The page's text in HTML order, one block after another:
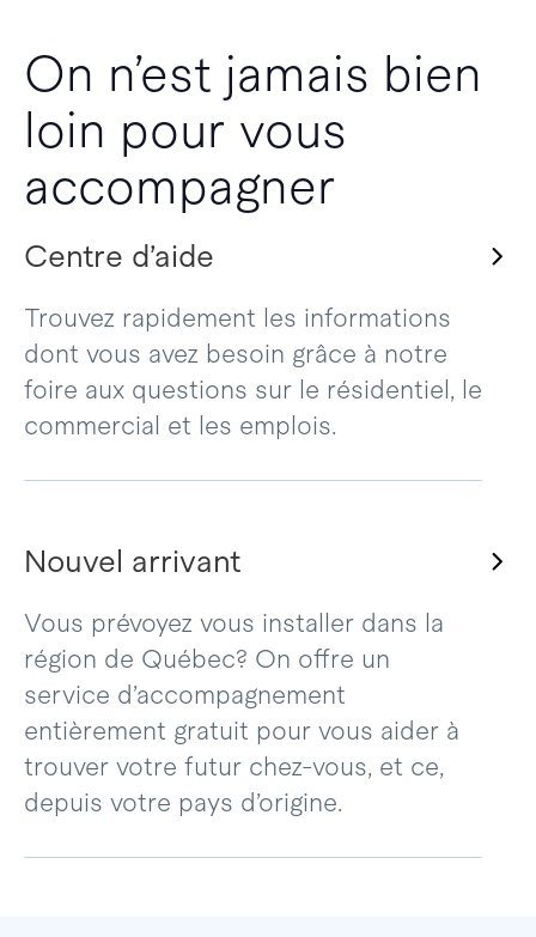
On n’est jamais bien
loin pour vous
accompagner
Centre d’aide
Trouvez rapidement les informations
dont vous avez besoin grâce à notre
foire aux questions sur le résidentiel, le
commercial et les emplois.
Nouvel arrivant
Vous prévoyez vous installer dans la
région de Québec? On offre un
service d’accompagnement
entièrement gratuit pour vous aider à
trouver votre futur chez-vous, et ce,
depuis votre pays d’origine.